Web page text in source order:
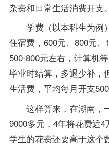
杂费和日常生活消费开支
学费（以本科生为例）
住宿费，600元、800元
500-800元左右，计算机
毕业时结算，多退少补，
生活费，平均每月开支500
这样算来，在湖南，
9000多元，4年将花费近
学生的花费还要高于这个